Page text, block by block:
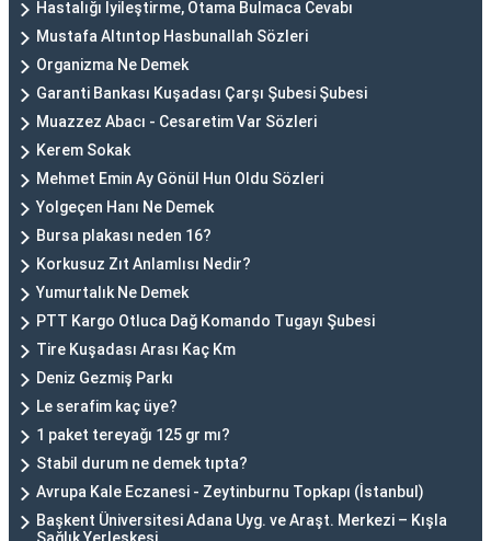
Hastalığı Iyileştirme, Otama Bulmaca Cevabı
Mustafa Altıntop Hasbunallah Sözleri
Organizma Ne Demek
Garanti Bankası Kuşadası Çarşı Şubesi Şubesi
Muazzez Abacı - Cesaretim Var Sözleri
Kerem Sokak
Mehmet Emin Ay Gönül Hun Oldu Sözleri
Yolgeçen Hanı Ne Demek
Bursa plakası neden 16?
Korkusuz Zıt Anlamlısı Nedir?
Yumurtalık Ne Demek
PTT Kargo Otluca Dağ Komando Tugayı Şubesi
Tire Kuşadası Arası Kaç Km
Deniz Gezmiş Parkı
Le serafim kaç üye?
1 paket tereyağı 125 gr mı?
Stabil durum ne demek tıpta?
Avrupa Kale Eczanesi - Zeytinburnu Topkapı (İstanbul)
Başkent Üniversitesi Adana Uyg. ve Araşt. Merkezi – Kışla